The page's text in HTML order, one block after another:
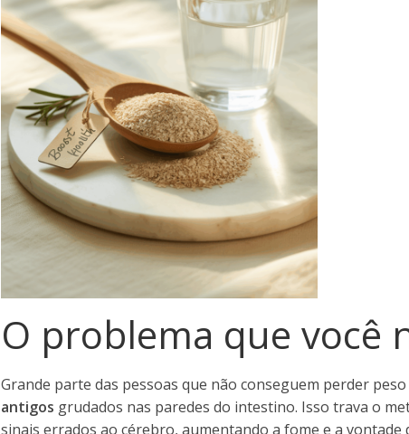
O problema que você
Grande parte das pessoas que não conseguem perder
antigos grudados nas paredes do intestino. Isso trava o
sinais errados ao cérebro, aumentando a fome e a vontade